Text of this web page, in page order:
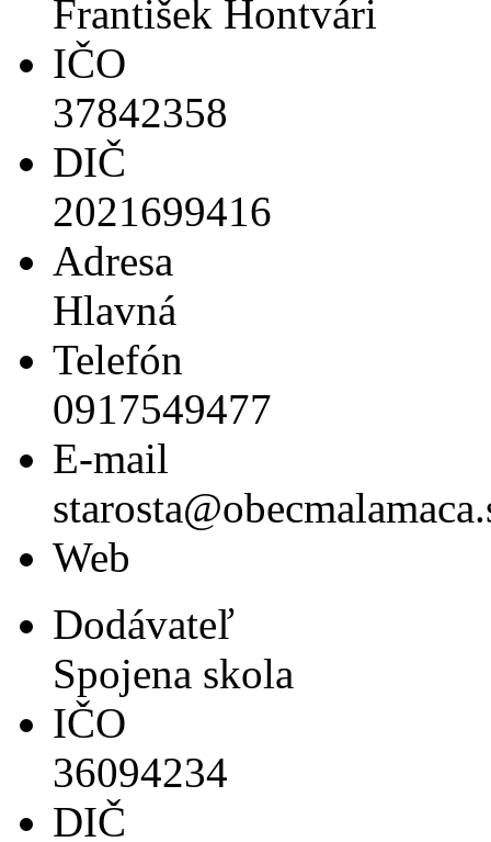
František Hontvári
IČO
37842358
DIČ
2021699416
Adresa
Hlavná
Telefón
0917549477
E-mail
Web
Dodávateľ
Spojena skola
IČO
36094234
DIČ